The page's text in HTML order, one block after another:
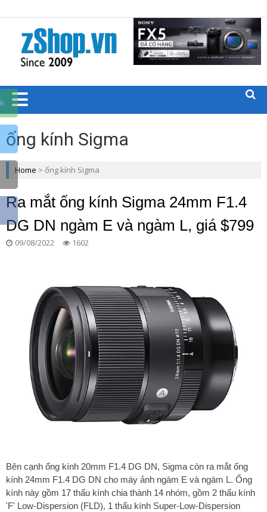
BLOGS CÁC
SẢN PHẨM
CÔNG
ống kính Sigma
Home > ống kính Sigma
Ra mắt ống kính Sigma 24mm F1.4
DG DN ngàm E và ngàm L, giá $799
09/08/2022 1602
Bên cạnh ống kính 20mm F1.4 DG DN, Sigma còn ra mắt ống
kính 24mm F1.4 DG DN cho máy ảnh ngàm E và ngàm L. Ống
kính này gồm 17 thấu kính chia thành 14 nhóm, gồm 2 thấu kính
'F' Low-Dispersion (FLD), 1 thấu kính Super-Low-Dispersion